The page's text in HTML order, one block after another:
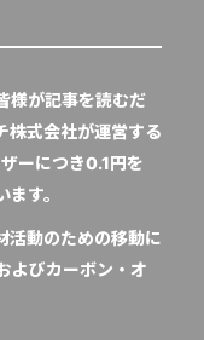
が記事を読むだ
株式会社が運営する
ーにつき0.1円を
す。
活動のための移動に
よびカーボン・オ